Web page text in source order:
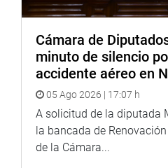
Cámara de
minuto de silencio
accidente aéreo en
05 Ago 2026 | 17:07 h
A solicitud de la diputada
la bancada de
de la Cámara...